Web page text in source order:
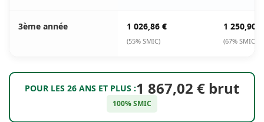
3ème année 1 026,86 €
(55% SMIC)
1 250,90 €
(67% SMIC)
POUR LES 26 ANS ET PLUS :1 867,02 € brut
100% SMIC